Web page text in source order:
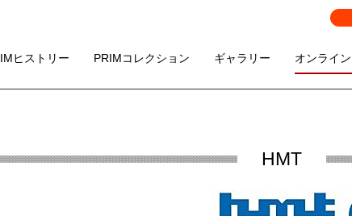
ヒストリー PRIMコレクション ギャラリー オンライ
HMT